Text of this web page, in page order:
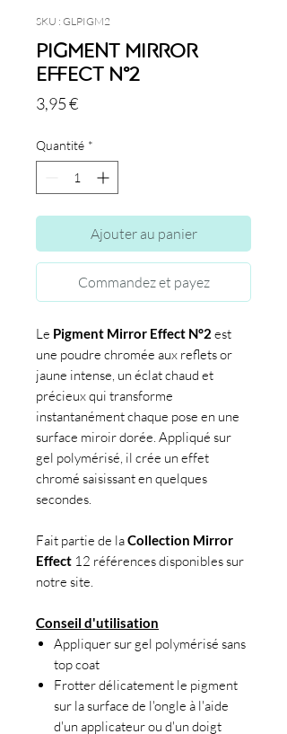
SKU : GLPIGM2
Pigment Mirror
Effect N°2
3,95 €Prix
Quantité *
Ajouter au panier
Commandez et payez
Le Pigment Mirror Effect N°2 est
une poudre chromée aux reflets or
jaune intense, un éclat chaud et
précieux qui transforme
instantanément chaque pose en une
surface miroir dorée. Appliqué sur
gel polymérisé, il crée un effet
chromé saisissant en quelques
secondes.
Fait partie de laCollection Mirror
Effect 12 références disponibles sur
notre site.
Conseil d'utilisation
Appliquer sur gel polymérisé sans
top coat
Frotter délicatement le pigment
sur la surface de l'ongle à l'aide
d'un applicateur ou d'un doigt